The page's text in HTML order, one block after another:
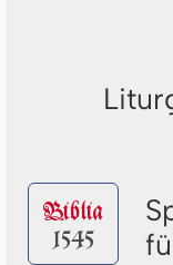
Biblia
1545